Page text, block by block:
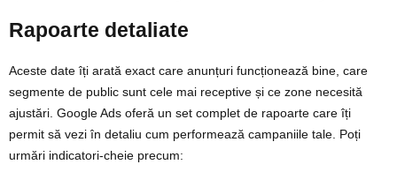
Rapoarte detaliate
Aceste date îți arată exact care anunțuri funcționează bine, care
segmente de public sunt cele mai receptive și ce zone necesită
ajustări. Google Ads oferă un set complet de rapoarte care îți
permit să vezi în detaliu cum performează campaniile tale. Poți
urmări indicatori-cheie precum: